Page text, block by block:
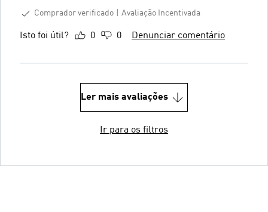
Comprador verificado
Avaliação Incentivada
Isto foi útil? 0 0 Denunciar comentário
Ler mais avaliações
Ir para os filtros